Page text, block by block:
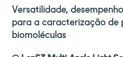
Versatilidade,
para a caracterização de
biomoléculas